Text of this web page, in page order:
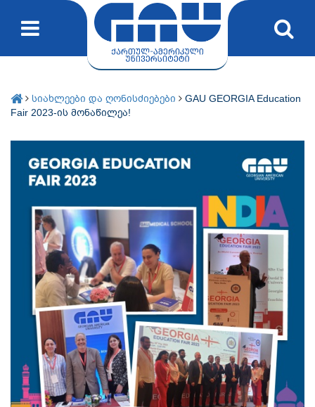
სიახლეები და ღონისძიებები
GAU GEORGIA Education
Fair 2023-ის მონაწილეა!